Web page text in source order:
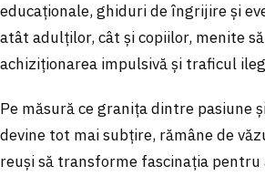
educaționale, ghiduri de îngrijire și
atât adulților, cât și copiilor, menite
achiziționarea impulsivă și traficul
Pe măsură ce granița dintre pasiune
devine tot mai subțire, rămâne de
reuși să transforme fascinația